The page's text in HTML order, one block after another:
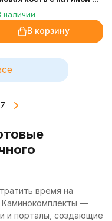
Chesford
наличии
В корзину
время на
—
и порталы, создающие